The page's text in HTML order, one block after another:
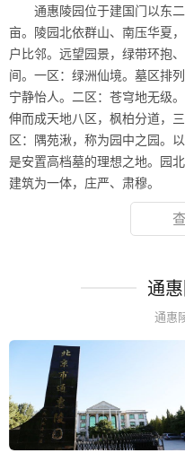
通惠陵园位于建国门以东
亩。陵园北依群山、南压华夏
户比邻。远望园景，绿带环抱
间。一区：绿洲仙境。墓区排
宁静怡人。二区：苍穹地无级
伸而成天地八区，枫柏分道，
区：隅苑湫，称为园中之园。
是安置高档墓的理想之地。园
建筑为一体，庄严、肃穆。
通
通惠